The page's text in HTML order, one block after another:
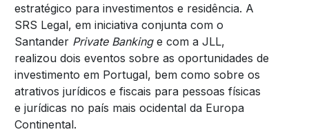
estratégico para investimentos e residência. A
SRS Legal, em iniciativa conjunta com o
Santander Private Bankinge com a JLL,
realizou dois eventos sobre as oportunidades de
investimento em Portugal, bem como sobre os
atrativos jurídicos e fiscais para pessoas físicas
e jurídicas no país mais ocidental da Europa
Continental.